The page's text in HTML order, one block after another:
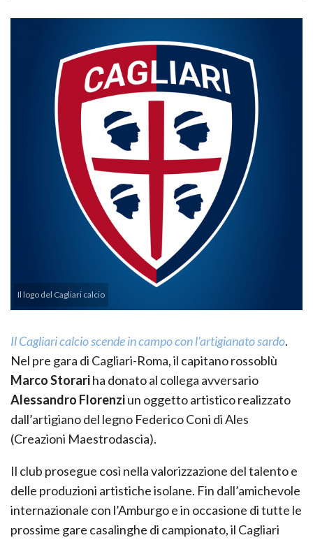
Il logo del Cagliari calcio
Il Cagliari calcio scende in campo con l’artigianato sardo.
Nel pre gara di Cagliari-Roma, il capitano rossoblù
Marco Storariha donato al collega avversario
Alessandro Florenziun oggetto artistico realizzato
dall’artigiano del legno Federico Coni di Ales
(Creazioni Maestrodascia).
Il club prosegue così nella valorizzazione del talento e
delle produzioni artistiche isolane. Fin dall’amichevole
internazionale con l’Amburgo e in occasione di tutte le
prossime gare casalinghe di campionato, il Cagliari